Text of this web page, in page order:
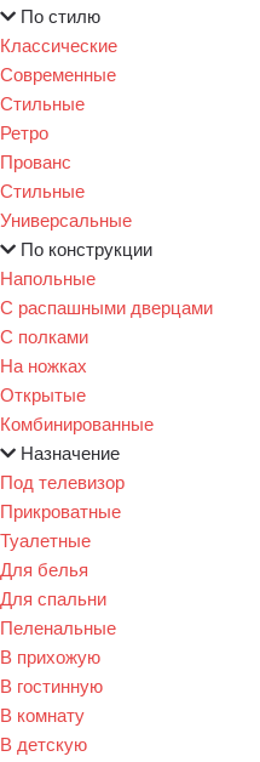
По стилю
Классические
Современные
Стильные
Ретро
Прованс
Стильные
Универсальные
По конструкции
Напольные
С распашными дверцами
С полками
На ножках
Открытые
Комбинированные
Назначение
Под телевизор
Прикроватные
Туалетные
Для белья
Для спальни
Пеленальные
В прихожую
В гостинную
В комнату
В детскую